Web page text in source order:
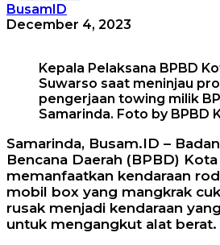
BusamID
December 4, 2023
Kepala Pelaksana BPBD
Suwarso saat meninjau
pengerjaan towing milik
Samarinda. Foto by BPBD
Samarinda, Busam.ID –
Bencana Daerah (BPBD)
memanfaatkan kendaraan
mobil box yang mangkrak
rusak menjadi kendaraan
untuk mengangkut alat berat.